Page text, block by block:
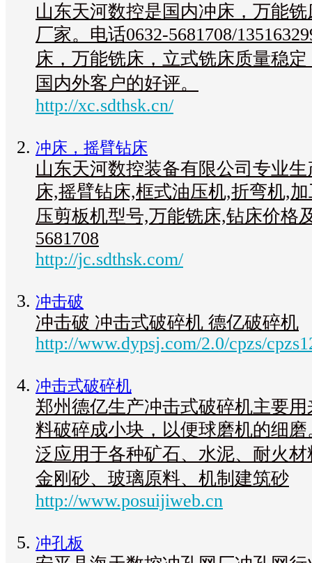
山东天河数控是国内冲床，万能
厂家。电话0632-5681708/
床，万能铣床，立式铣床质量稳
国内外客户的好评。
http://xc.sdthsk.cn/
冲床，摇臂钻床
山东天河数控装备有限公司专业
床,摇臂钻床,框式油压机,折弯机,
压剪板机型号,万能铣床,钻床价格
5681708
http://jc.sdthsk.com/
冲击破
冲击破 冲击式破碎机 德亿破碎机
http://www.dypsj.com/2.0/cpzs/
冲击式破碎机
郑州德亿生产冲击式破碎机主要
料破碎成小块，以便球磨机的细
泛应用于各种矿石、水泥、耐火
金刚砂、玻璃原料、机制建筑砂
http://www.posuijiweb.cn
冲孔板